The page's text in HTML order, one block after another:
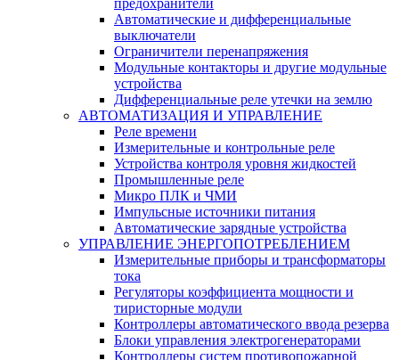
предохранители
Автоматические и дифференциальные
выключатели
Ограничители перенапряжения
Модульные контакторы и другие модульные
устройства
Дифференциальные реле утечки на землю
АВТОМАТИЗАЦИЯ И УПРАВЛЕНИЕ
Реле времени
Измерительные и контрольные реле
Устройства контроля уровня жидкостей
Промышленные реле
Микро ПЛК и ЧМИ
Импульсные источники питания
Автоматические зарядные устройства
УПРАВЛЕНИЕ ЭНЕРГОПОТРЕБЛЕНИЕМ
Измерительные приборы и трансформаторы
тока
Регуляторы коэффициента мощности и
тиристорные модули
Контроллеры автоматического ввода резерва
Блоки управления электрогенераторами
Контроллеры систем противопожарной